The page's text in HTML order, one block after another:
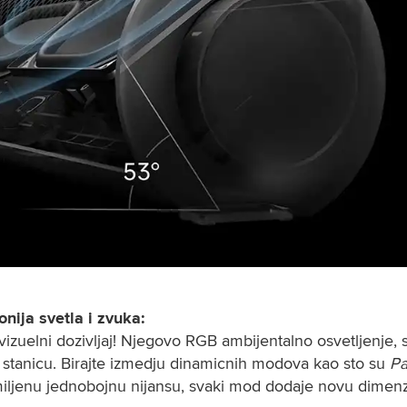
svetla i zvuka:
dozivljaj! Njegovo RGB ambijentalno osvetljenje,
Birajte izmedju dinamicnih modova kao sto su
jednobojnu nijansu, svaki mod dodaje novu